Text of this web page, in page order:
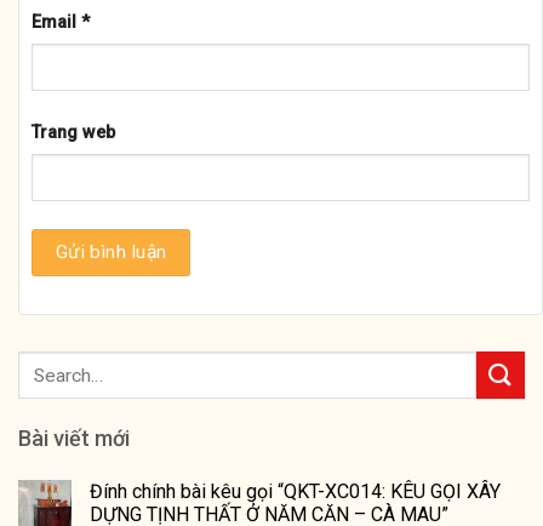
Email *
Trang web
Bài viết mới
Đính chính bài kêu gọi “QKT-XC014: KÊU GỌI XÂY
DỰNG TỊNH THẤT Ở NĂM CĂN – CÀ MAU”